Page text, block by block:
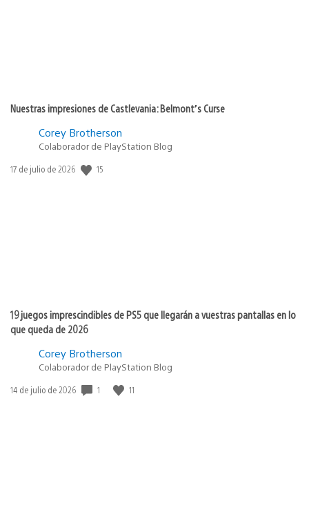
Nuestras impresiones de Castlevania: Belmont’s Curse
Corey Brotherson
Colaborador de PlayStation Blog
Fecha
17 de julio de 2026 15
19 juegos imprescindibles de PS5 que llegarán a vuestras pantallas en lo
que queda de 2026
Corey Brotherson
Colaborador de PlayStation Blog
Fecha
14 de julio de 2026 1 11